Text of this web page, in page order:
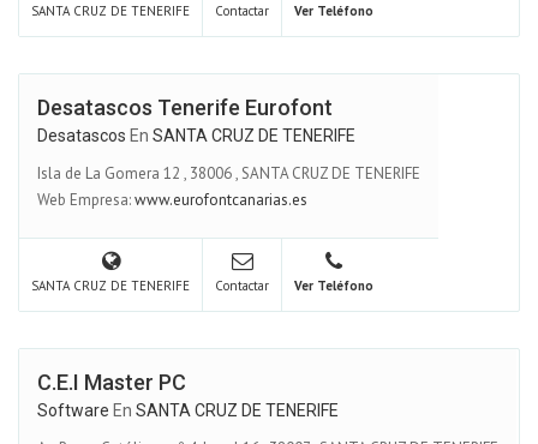
SANTA CRUZ DE TENERIFE Contactar Ver Teléfono
Desatascos Tenerife Eurofont
Desatascos En SANTA CRUZ DE TENERIFE
Isla de La Gomera 12 , 38006,SANTA CRUZ DE TENERIFE
Web Empresa:www.eurofontcanarias.es
SANTA CRUZ DE TENERIFE Contactar Ver Teléfono
C.E.I Master PC
Software En SANTA CRUZ DE TENERIFE